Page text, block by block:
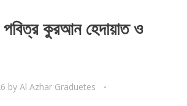
পবিত্র কুরআন হেদায়াত ও
by Al Azhar Graduetes